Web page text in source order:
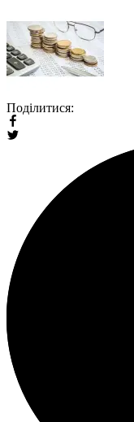
Поділитися: